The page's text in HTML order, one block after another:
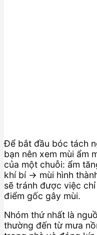
Để bắt đầu bóc tách
bạn nên xem mùi ẩm
của một chuỗi: ẩm
khí bí → mùi hình
sẽ tránh được việc
điểm gốc gây mùi.
Nhóm thứ nhất là
thường đến từ mưa